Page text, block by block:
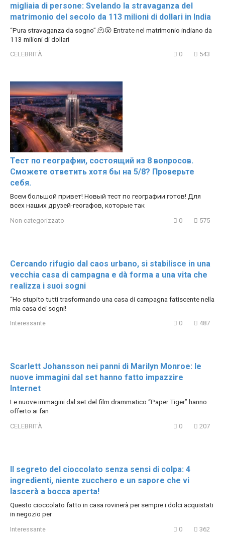
migliaia di persone: Svelando la stravaganza del
matrimonio del secolo da 113 milioni di dollari in India
“Pura stravaganza da sogno” 🫠😮 Entrate nel matrimonio indiano da
113 milioni di dollari
CELEBRITÀ 0 543
Тест по географии, состоящий из 8 вопросов.
Сможете ответить хотя бы на 5/8? Проверьте
себя.
Всем большой привет! Новый тест по географии готов! Для
всех наших друзей-геогафов, которые так
Non categorizzato 0 575
Cercando rifugio dal caos urbano, si stabilisce in una
vecchia casa di campagna e dà forma a una vita che
realizza i suoi sogni
“Ho stupito tutti trasformando una casa di campagna fatiscente nella
mia casa dei sogni!
Interessante 0 487
Scarlett Johansson nei panni di Marilyn Monroe: le
nuove immagini dal set hanno fatto impazzire
Internet
Le nuove immagini dal set del film drammatico “Paper Tiger” hanno
offerto ai fan
CELEBRITÀ 0 207
Il segreto del cioccolato senza sensi di colpa: 4
ingredienti, niente zucchero e un sapore che vi
lascerà a bocca aperta!
Questo cioccolato fatto in casa rovinerà per sempre i dolci acquistati
in negozio per
Interessante 0 362